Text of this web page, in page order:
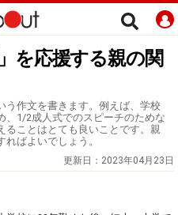
を応援する親の関
う作文を書きます。例えば、学校
、1/2成人式でのスピーチのためな
ることはとても良いことです。親
ばよいでしょう。
更新日： 2023年04月23日